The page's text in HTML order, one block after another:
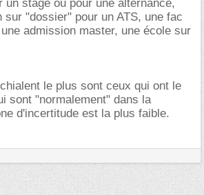
un stage ou pour une alternance,
sur "dossier" pour un ATS, une fac
admission master, une école sur
le plus sont ceux qui ont le
sont "normalement" dans la
d'incertitude est la plus faible.